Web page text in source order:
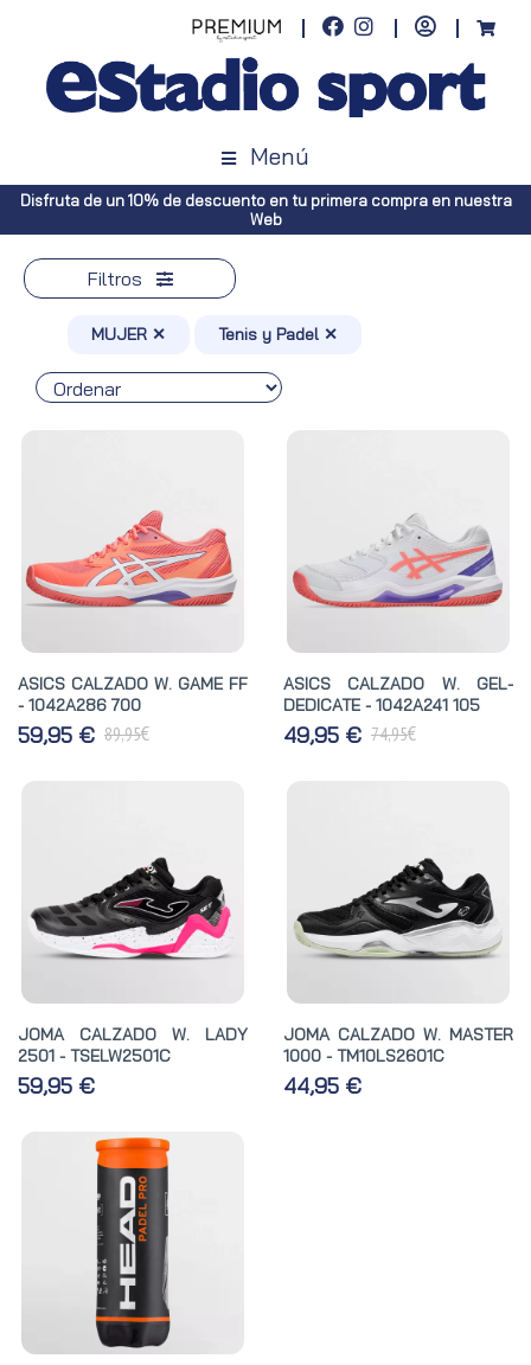
Menú
Disfruta de un 10% de descuento en tu primera compra en nuestra
Web
Filtros
MUJER ✕ Tenis y Padel ✕
ASICS CALZADO W. GAME FF
- 1042A286 700
59,95 € 89,95€
ASICS CALZADO W. GEL-
DEDICATE - 1042A241 105
49,95 € 74,95€
JOMA CALZADO W. LADY
2501 - TSELW2501C
59,95 €
JOMA CALZADO W. MASTER
1000 - TM10LS2601C
44,95 €